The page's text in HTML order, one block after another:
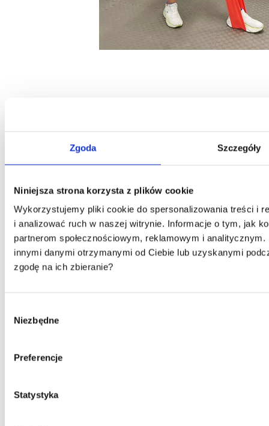
Zgoda Szczegóły
Niniejsza strona korzysta z plików cookie
Wykorzystujemy pliki cookie do spersonalizowania treści i
i analizować ruch w naszej witrynie. Informacje o tym, jak
partnerom społecznościowym, reklamowym i
innymi danymi otrzymanymi od Ciebie lub uzyskanymi
zgodę na ich zbieranie?
zgody
Niezbędne
Preferencje
Statystyka